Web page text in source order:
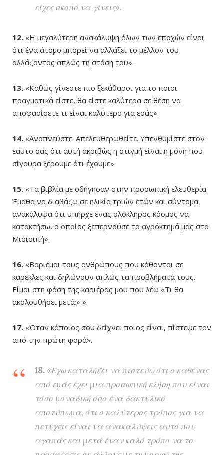
είχες σκοπό να γίνεις».
12. «Η μεγαλύτερη ανακάλυψη όλων των εποχών είναι
ότι ένα άτομο μπορεί να αλλάξει το μέλλον του
αλλάζοντας απλώς τη στάση του».
13. «Καθώς γίνεστε πιο ξεκάθαροι για το ποιοι
πραγματικά είστε, θα είστε καλύτερα σε θέση να
αποφασίσετε τι είναι καλύτερο για εσάς».
14. «Αναπνεύστε. Απελευθερωθείτε. Υπενθυμίστε στον
εαυτό σας ότι αυτή ακριβώς η στιγμή είναι η μόνη που
σίγουρα ξέρουμε ότι έχουμε».
15. «Τα βιβλία με οδήγησαν στην προσωπική ελευθερία.
Έμαθα να διαβάζω σε ηλικία τριών ετών και σύντομα
ανακάλυψα ότι υπήρχε ένας ολόκληρος κόσμος να
κατακτήσω, ο οποίος ξεπερνούσε το αγρόκτημά μας στο
Μισισιπή».
16. «Βαριέμαι τους ανθρώπους που κάθονται σε
καρέκλες και δηλώνουν απλώς τα προβλήματά τους.
Είμαι στη φάση της καριέρας μου που λέω «Τι θα
ακολουθήσει μετά;» ».
17. «Όταν κάποιος σου δείχνει ποιος είναι, πίστεψε τον
από την πρώτη φορά».
18.«Έχω καταλήξει να πιστεύω ότι ο καθένας
από εμάς έχει μια προσωπική κλήση που είναι
τόσο μοναδική όσο ένα δακτυλικό
αποτύπωμα, ότι ο καλύτερος τρόπος για να
πετύχεις είναι να ανακαλύψεις αυτό που
αγαπάς και μετά έναν καλό τρόπο να το